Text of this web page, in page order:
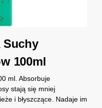
Suchy
100ml
ml. Absorbuje
stają się mniej
i błyszczące. Nadaje im